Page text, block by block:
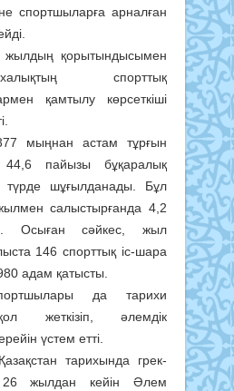
спортшыларға арналған
қорытындысымен
спорттық
қамтылу көрсеткіші
мыңнан астам тұрғын
пайызы бұқаралық
түрде шұғылданады. Бұл
салыстырғанда 4,2
Осыған сәйкес, жыл
146 спорттық іс-шара
980 адам қатысты.
да тарихи
қол жеткізіп, әлемдік
үстем етті.
тарихында грек-
26 жылдан кейін Әлем